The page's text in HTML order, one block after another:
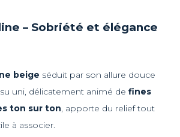
– Sobriété et élégance
beige séduit par son allure douce
uni, délicatement animé de fines
ton sur ton, apporte du relief tout
à associer.